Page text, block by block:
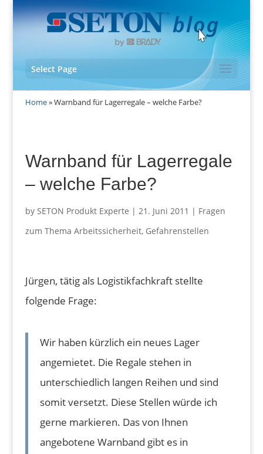
Select Page
Home»Warnband für Lagerregale – welche Farbe?
Warnband für Lagerregale
– welche Farbe?
by SETON Produkt Experte | 21. Juni 2011 | Fragen
zum Thema Arbeitssicherheit, Gefahrenstellen
Jürgen, tätig als Logistikfachkraft stellte
folgende Frage:
Wir haben kürzlich ein neues Lager
angemietet. Die Regale stehen in
unterschiedlich langen Reihen und sind
somit versetzt. Diese Stellen würde ich
gerne markieren. Das von Ihnen
angebotene Warnband gibt es in